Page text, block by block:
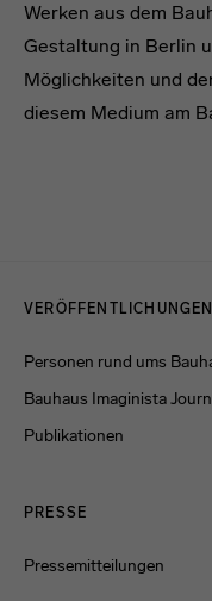
Werken aus dem
Gestaltung in Berlin
Möglichkeiten und
diesem Medium am
VERÖFFENTLICHUNGEN
Personen rund ums
Bauhaus Imaginista
Publikationen
PRESSE
Pressemitteilungen